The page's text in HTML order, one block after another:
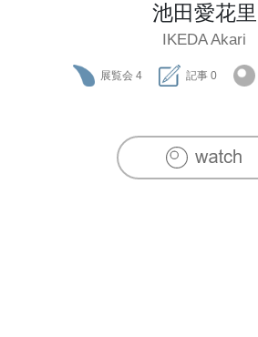
池田愛花里
IKEDA Akari
展覧会 4 記事 0